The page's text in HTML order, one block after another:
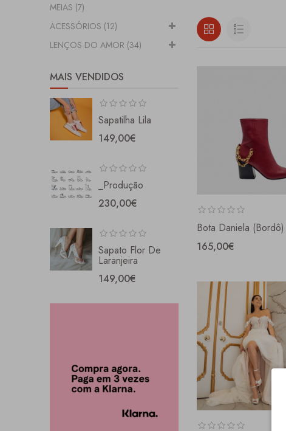
MEIAS (7)
ACESSÓRIOS (12)
LENÇOS DO AMOR (34)
MAIS VENDIDOS
Sapatilha Lila
149,00€
_Produção
230,00€
Sapato Flor De
Laranjeira
149,00€
Bota Daniela (Bordô)
165,00€